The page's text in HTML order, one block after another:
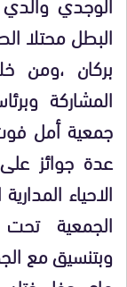
البطل محتلا
بركان ،ومن
المشاركة
جمعية أمل
عدة جوائز
الاحياء
الجمعية